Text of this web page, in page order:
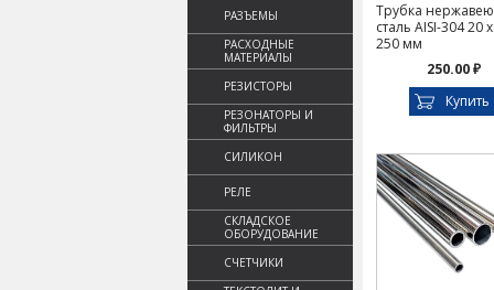
РАЗЪЕМЫ
РАСХОДНЫЕ
МАТЕРИАЛЫ
РЕЗИСТОРЫ
РЕЗОНАТОРЫ И
ФИЛЬТРЫ
СИЛИКОН
РЕЛЕ
СКЛАДСКОЕ
ОБОРУДОВАНИЕ
СЧЕТЧИКИ
Трубка
сталь AISI-304 20
250 мм
250.00 ₽
Купить